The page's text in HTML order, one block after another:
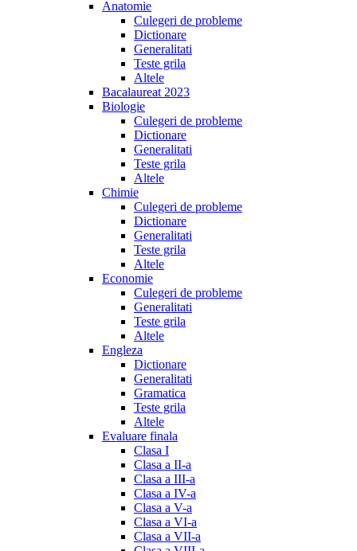
Anatomie
Culegeri de probleme
Dictionare
Generalitati
Teste grila
Altele
Bacalaureat 2023
Biologie
Culegeri de probleme
Dictionare
Generalitati
Teste grila
Altele
Chimie
Culegeri de probleme
Dictionare
Generalitati
Teste grila
Altele
Economie
Culegeri de probleme
Generalitati
Teste grila
Altele
Engleza
Dictionare
Generalitati
Gramatica
Teste grila
Altele
Evaluare finala
Clasa I
Clasa a II-a
Clasa a III-a
Clasa a IV-a
Clasa a V-a
Clasa a VI-a
Clasa a VII-a